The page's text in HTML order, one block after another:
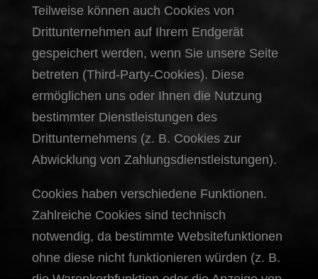
Teilweise können auch Cookies von
Drittunternehmen auf Ihrem Endgerät
gespeichert werden, wenn Sie unsere Seite
betreten (Third-Party-Cookies). Diese
ermöglichen uns oder Ihnen die Nutzung
bestimmter Dienstleistungen des
Drittunternehmens (z. B. Cookies zur
Abwicklung von Zahlungsdienstleistungen).
Cookies haben verschiedene Funktionen.
Zahlreiche Cookies sind technisch
notwendig, da bestimmte Websitefunktionen
ohne diese nicht funktionieren würden (z. B.